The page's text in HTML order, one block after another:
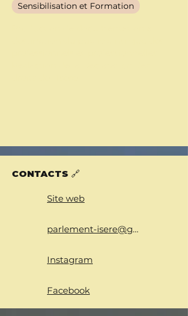
Sensibilisation et Formation
CONTACTS 🔗
Site web
parlement-isere@gresille.org
Instagram
Facebook